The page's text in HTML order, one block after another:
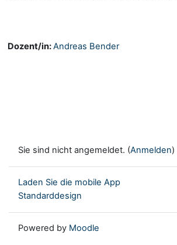
Dozent/in:Andreas Bender
Sie sind nicht angemeldet. (Anmelden)
Laden Sie die mobile App
Standarddesign
Powered by Moodle